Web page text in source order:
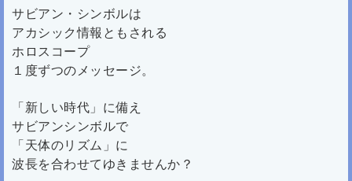
サビアン・シンボルは
アカシック情報ともされる
ホロスコープ
１度ずつのメッセージ。
「新しい時代」に備え
サビアンシンボルで
「天体のリズム」に
波長を合わせてゆきませんか？